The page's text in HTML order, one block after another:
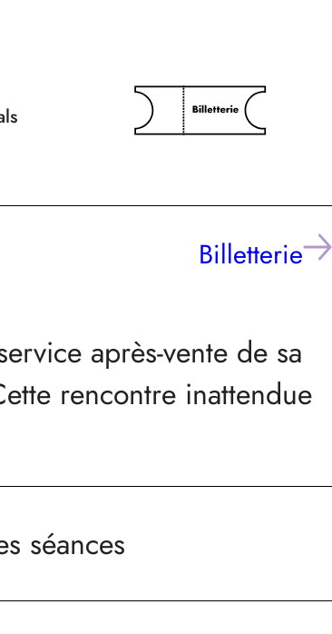
Billetterie
après-vente de sa
rencontre inattendue
séances